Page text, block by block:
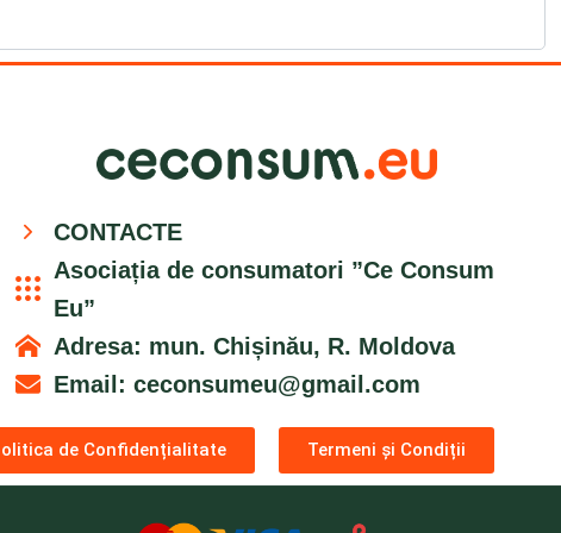
CONTACTE
Asociația de consumatori ”Ce Consum
Eu”
Adresa: mun. Chișinău, R. Moldova
Email: ceconsumeu@gmail.com
de Confidențialitate Termeni și Condiții